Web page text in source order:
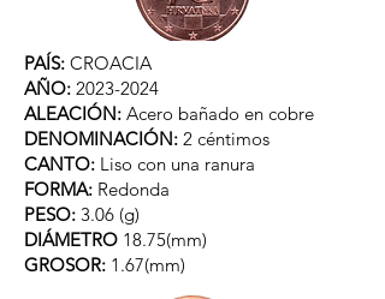
PAÍS: CROACIA
AÑO: 2023-2024
ALEACIÓN: Acero bañado en cobre
DENOMINACIÓN: 2 céntimos
CANTO: Liso con una ranura
FORMA: Redonda
PESO: 3.06 (g)
DIÁMETRO 18.75(mm)
GROSOR: 1.67(mm)